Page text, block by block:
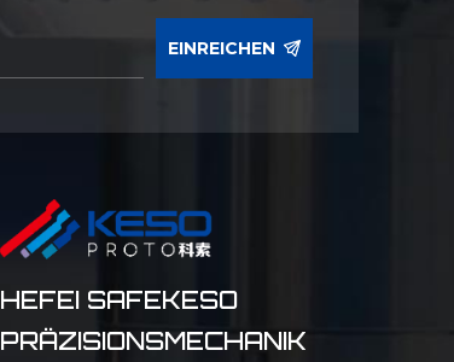
EINREICHEN
HEFEI SAFEKESO
PRÄZISIONSMECHANIK